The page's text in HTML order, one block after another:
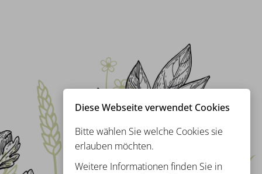
Diese Webseite verwendet Cookies
Bitte wählen Sie welche Cookies sie
erlauben möchten.
Weitere Informationen finden Sie in